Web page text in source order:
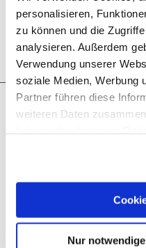
personalisieren,
zu können und die
analysieren. Außerdem
Verwendung unserer
soziale Medien, Werbung
Partner führen diese
weiteren Daten
Cookies, wenn Sie
Nur
Anreise
Das könnte